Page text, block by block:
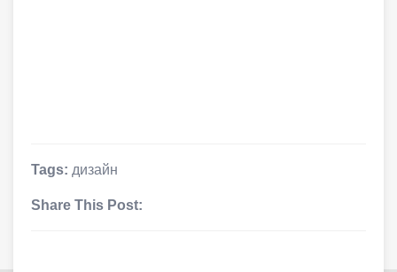
Tags: дизайн
Share This Post: